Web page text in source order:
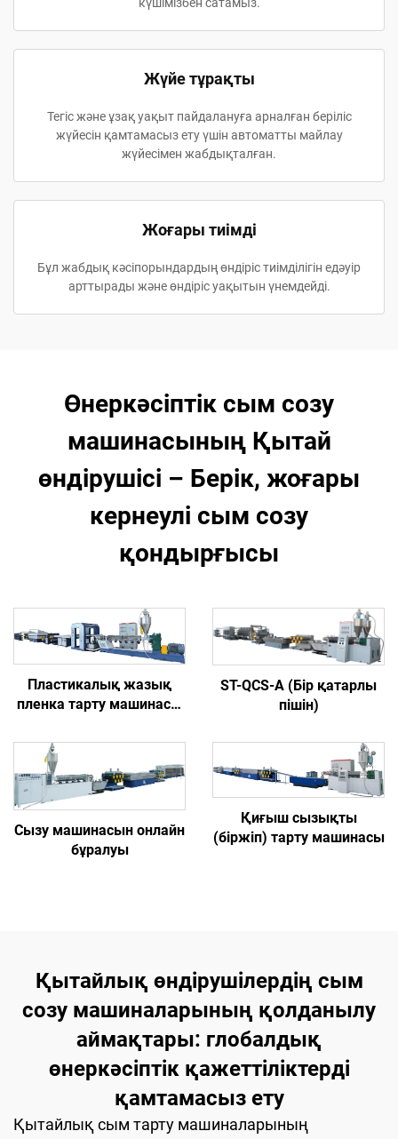
Жүйе тұрақты
Тегіс және ұзақ уақыт пайдалануға арналған беріліс
жүйесін қамтамасыз ету үшін автоматты майлау
жүйесімен жабдықталған.
Жоғары тиімді
Бұл жабдық кәсіпорындардың өндіріс тиімділігін едәуір
арттырады және өндіріс уақытын үнемдейді.
Өнеркәсіптік сым созу
машинасының Қытай
өндірушісі – Берік, жоғары
кернеулі сым созу
қондырғысы
Пластикалық жазық
пленка тарту машинасы
ST-QCS-A (Бір қатарлы
пішін)
Сызу машинасын онлайн
бұралуы
Қиғыш сызықты
(біржіп) тарту машинасы
Қытайлық өндірушілердің сым
созу машиналарының қолданылу
аймақтары: глобалдық
өнеркәсіптік қажеттіліктерді
қамтамасыз ету
Қытайлық сым тарту машиналарының